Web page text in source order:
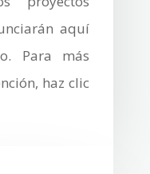
aquí
Para más
haz clic